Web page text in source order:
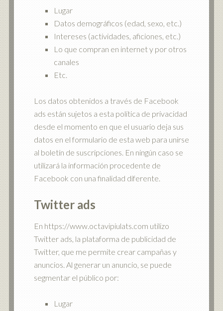
Lugar
Datos demográficos (edad, sexo, etc.)
Intereses (actividades, aficiones, etc.)
Lo que compran en internet y por otros
canales
Etc.
Los datos obtenidos a través de Facebook
ads están sujetos a esta política de privacidad
desde el momento en que el usuario deja sus
datos en el formulario de esta web para unirse
al boletín de suscripciones. En ningún caso se
utilizará la información procedente de
Facebook con una finalidad diferente.
Twitter ads
En https://www.octavipiulats.com utilizo
Twitter ads, la plataforma de publicidad de
Twitter, que me permite crear campañas y
anuncios. Al generar un anuncio, se puede
segmentar el público por:
Lugar